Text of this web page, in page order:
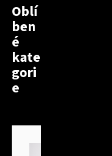
Oblí
ben
é
kate
gori
e